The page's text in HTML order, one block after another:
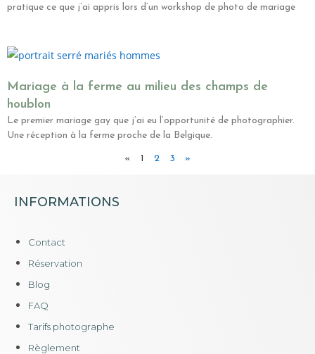
pratique ce que j’ai appris lors d’un workshop de photo de mariage
Mariage à la ferme au milieu des champs de
houblon
Le premier mariage gay que j’ai eu l’opportunité de photographier.
Une réception à la ferme proche de la Belgique.
« 1 2 3 »
INFORMATIONS
Contact
Réservation
Blog
FAQ
Tarifs photographe
Règlement